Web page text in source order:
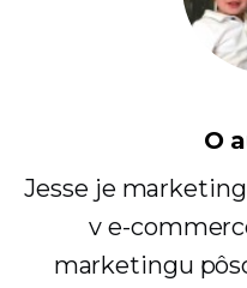
O
Jesse je
v e-
marketingu